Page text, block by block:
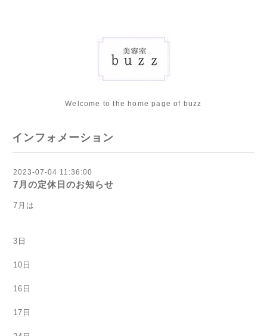
Welcome to the home page of buzz
インフォメーション
2023-07-04 11:36:00
7月の定休日のお知らせ
7月は
3日
10日
16日
17日